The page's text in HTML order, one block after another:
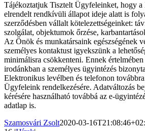
Tájékoztatjuk Tisztelt Ügyfeleinket, hogy
elrendelt rendkívüli állapot ideje alatt is
szerződésben vállalt kötelezettségeinket:
szolgálat, objektumok őrzése,
Az Önök és munkatársaink egészségének
személyes kontaktust igyekszünk a
minimálisra csökkenteni. Ennek
irodánkban a személyes ügyintézés
Elektronikus levélben és telefonon
Ügyfeleink rendelkezésére. Adatváltozás
kérésére használható továbbá az e-
adatlap is.
Szamosvári Zsolt2020-03-